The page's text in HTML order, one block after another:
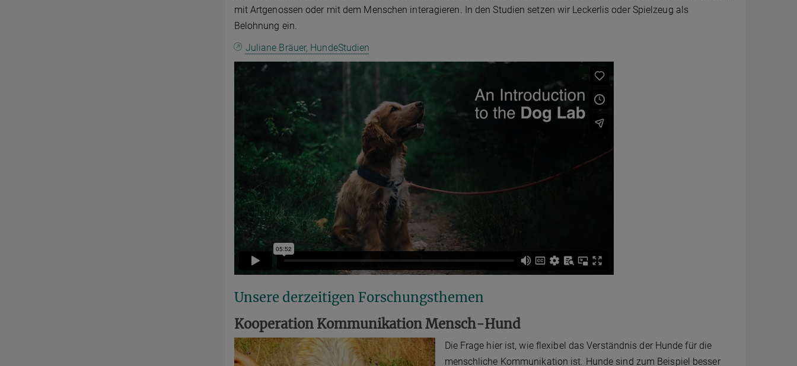
mit Artgenossen oder mit dem Menschen interagieren. In den Studien setzen wir Leckerlis oder Spielzeug als
Belohnung ein.
Juliane Bräuer, HundeStudien
Unsere derzeitigen Forschungsthemen
Kooperation Kommunikation Mensch-Hund
Die Frage hier ist, wie flexibel das Verständnis der Hunde für die
menschliche Kommunikation ist. Hunde sind zum Beispiel besser